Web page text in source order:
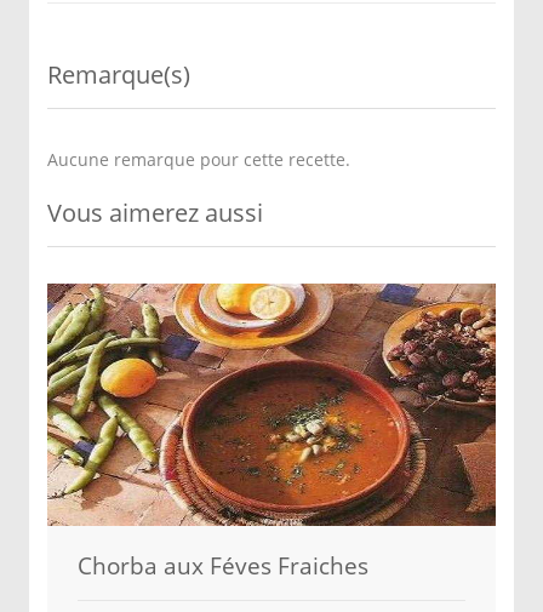
Remarque(s)
Aucune remarque pour cette recette.
Vous aimerez aussi
Chorba aux Féves Fraiches